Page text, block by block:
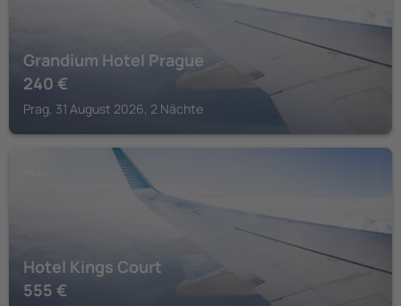
Grandium Hotel Prague
240 €
Prag, 31 August 2026, 2 Nächte
Hotel Kings Court
555 €